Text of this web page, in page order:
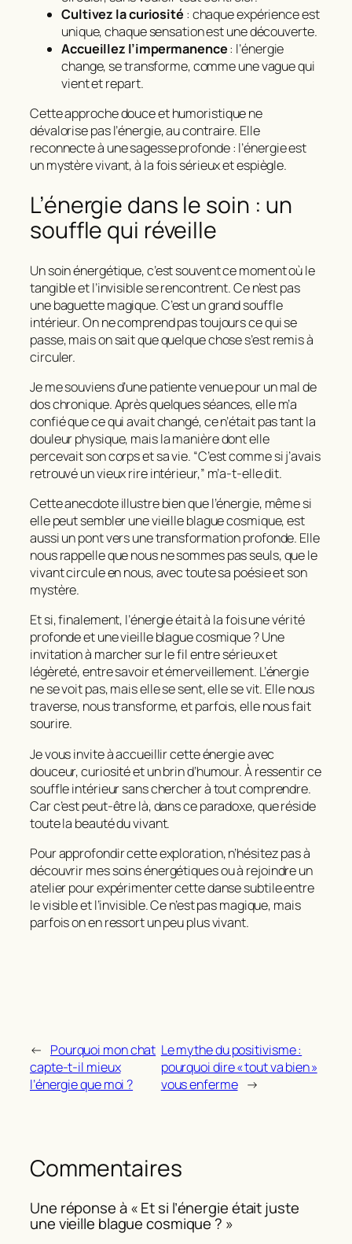
Cultivez la curiosité : chaque expérience est
unique, chaque sensation est une découverte.
Accueillez l’impermanence: l’énergie
change, se transforme, comme une vague qui
vient et repart.
Cette approche douce et humoristique ne
dévalorise pas l’énergie, au contraire. Elle
reconnecte à une sagesse profonde : l’énergie est
un mystère vivant, à la fois sérieux et espiègle.
L’énergie dans le soin : un
souffle qui réveille
Un soin énergétique, c’est souvent ce moment où le
tangible et l’invisible se rencontrent. Ce n’est pas
une baguette magique. C’est un grand souffle
intérieur. On ne comprend pas toujours ce qui se
passe, mais on sait que quelque chose s’est remis à
circuler.
Je me souviens d’une patiente venue pour un mal de
dos chronique. Après quelques séances, elle m’a
confié que ce qui avait changé, ce n’était pas tant la
douleur physique, mais la manière dont elle
percevait son corps et sa vie. “C’est comme si j’avais
retrouvé un vieux rire intérieur,” m’a-t-elle dit.
Cette anecdote illustre bien que l’énergie, même si
elle peut sembler une vieille blague cosmique, est
aussi un pont vers une transformation profonde. Elle
nous rappelle que nous ne sommes pas seuls, que le
vivant circule en nous, avec toute sa poésie et son
mystère.
Et si, finalement, l’énergie était à la fois une vérité
profonde et une vieille blague cosmique ? Une
invitation à marcher sur le fil entre sérieux et
légèreté, entre savoir et émerveillement. L’énergie
ne se voit pas, mais elle se sent, elle se vit. Elle nous
traverse, nous transforme, et parfois, elle nous fait
sourire.
Je vous invite à accueillir cette énergie avec
douceur, curiosité et un brin d’humour. À ressentir ce
souffle intérieur sans chercher à tout comprendre.
Car c’est peut-être là, dans ce paradoxe, que réside
toute la beauté du vivant.
Pour approfondir cette exploration, n’hésitez pas à
découvrir mes soins énergétiques ou à rejoindre un
atelier pour expérimenter cette danse subtile entre
le visible et l’invisible. Ce n’est pas magique, mais
parfois on en ressort un peu plus vivant.
← Pourquoi mon chat
capte-t-il mieux
l’énergie que moi ?
Le mythe du positivisme :
pourquoi dire « tout va bien »
vous enferme →
Commentaires
Une réponse à « Et si l’énergie était juste
une vieille blague cosmique ? »